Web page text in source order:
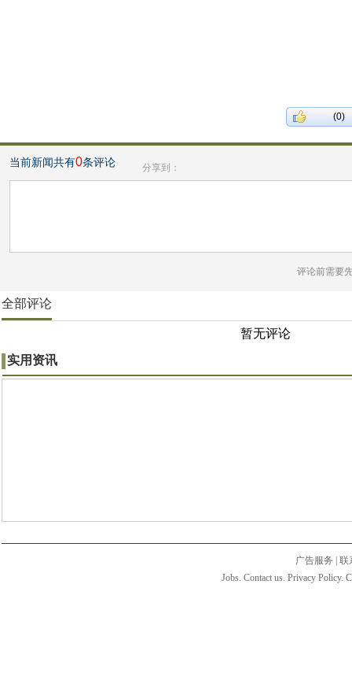
(0)
当前新闻共有0条评论 分享到：
评论前需要
全部评论
暂无评论
实用资讯
广告服务
联
Jobs. Contact us. Privacy Policy.